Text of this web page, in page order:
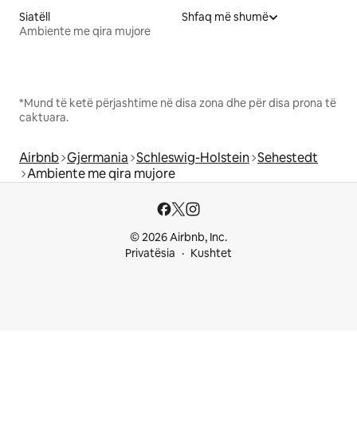
Siatëll
Ambiente me qira mujore
Shfaq më shumë
*Mund të ketë përjashtime në disa zona dhe për disa prona të
caktuara.
Airbnb Gjermania Schleswig-Holstein Sehestedt
Ambiente me qira mujore
© 2026 Airbnb, Inc.
Privatësia
Kushtet